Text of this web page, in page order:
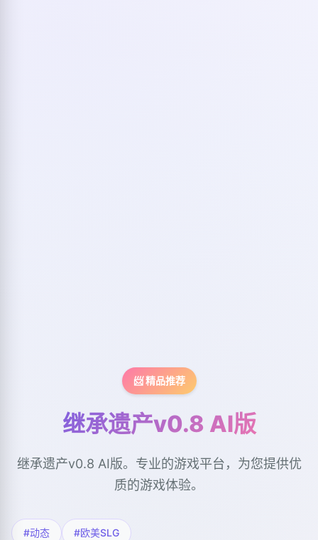
📨 精品推荐
继承遗产v0.8 AI版
继承遗产v0.8 AI版。专业的游戏平台，为您提供优
质的游戏体验。
#动态 #欧美SLG